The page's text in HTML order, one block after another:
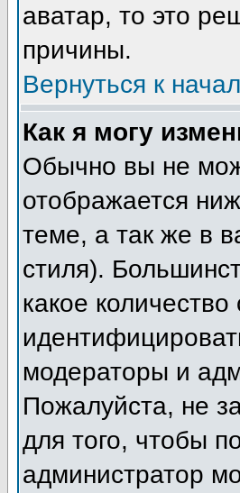
аватар, то это
причины.
Вернуться к
Как я могу
Обычно вы не
отображается
теме, а так же в
стиля).
какое
модераторы и
Пожалуйста, не
для того, чтобы
администратор